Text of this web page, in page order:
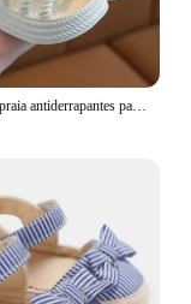
Sapatos de praia antiderrapantes para crianças, sandálias de sola macia, baby sandals, banheiro, casa, meninos, meninas, verão, novo, 2022